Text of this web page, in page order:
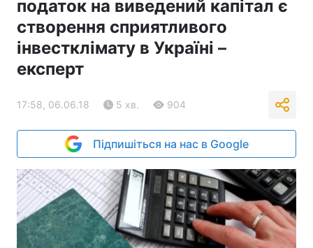
податок на виведений капітал є
створення сприятливого
інвестклімату в Україні –
експерт
17:58, 06.06.18 5 хв. 904
Підпишіться на нас в Google